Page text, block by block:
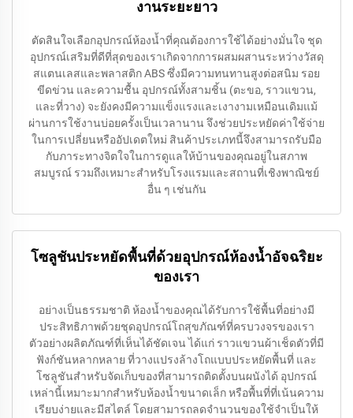
งานระยะยาว
ตัดสินใจเลือกอุปกรณ์ห้องน้ำที่คุณต้องการใช้ได้อย่างมั่นใจ ชุด
อุปกรณ์เสริมที่ดีที่สุดของเราเกิดจากการผสมผสานระหว่างวัสดุ
สแตนเลสและพลาสติก ABS ซึ่งมีความทนทานสูงต่อสนิม รอย
ขีดข่วน และความชื้น อุปกรณ์ทั้งสามชิ้น (ตะขอ, ราวแขวน,
และที่วาง) จะยังคงมีความแข็งแรงและเงางามเหมือนเดิมแม้
ผ่านการใช้งานบ่อยครั้งเป็นเวลานาน จึงช่วยประหยัดค่าใช้จ่าย
ในการเปลี่ยนหรืออัปเดตใหม่ สินค้าประเภทนี้จึงสามารถรับมือ
กับภาระทางจิตใจในการดูแลให้บ้านของคุณอยู่ในสภาพ
สมบูรณ์ รวมถึงเหมาะสำหรับโรงแรมและสถานที่เชิงพาณิชย์
อื่น ๆ เช่นกัน
โซลูชันประหยัดพื้นที่ด้วยอุปกรณ์ห้องน้ำอัจฉริยะ
ของเรา
อย่างเป็นธรรมชาติ ห้องน้ำของคุณได้รับการใช้พื้นที่อย่างมี
ประสิทธิภาพด้วยชุดอุปกรณ์โถสุขภัณฑ์ที่ครบวงจรของเรา
ตัวอย่างผลิตภัณฑ์ที่เห็นได้ชัดเจน ได้แก่ ราวแขวนผ้าเช็ดตัวที่มี
ฟังก์ชันหลากหลาย ที่วางแปรงล้างโถแบบประหยัดพื้นที่ และ
โซลูชันสำหรับจัดเก็บของที่สามารถติดตั้งบนผนังได้ อุปกรณ์
เหล่านี้เหมาะมากสำหรับห้องน้ำขนาดเล็ก หรือพื้นที่ที่เน้นความ
เรียบง่ายและมีสไตล์ โดยสามารถลดจำนวนของใช้จำเป็นให้